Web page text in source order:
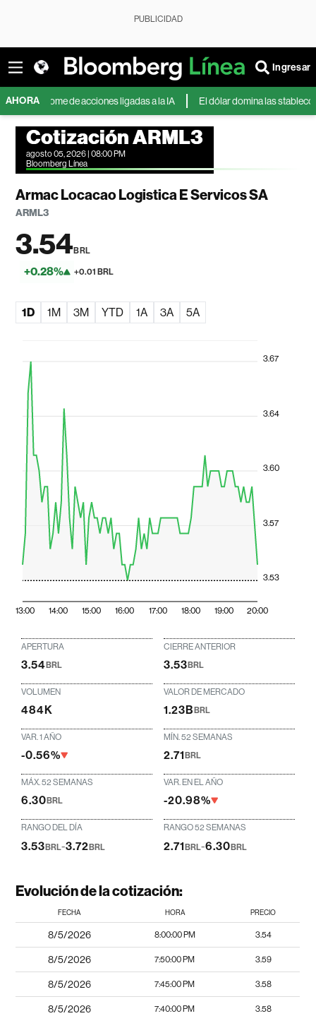
PUBLICIDAD
Ingresar
AHORAde acciones ligadas a la IA El dólar domina las stablecoins y el
Cotización ARML3
agosto 05, 2026 | 08:00 PM
Bloomberg Línea
Armac Locacao Logistica E Servicos SA
ARML3
3.54BRL
+0.28% +0.01 BRL
1D 1M 3M YTD 1A 3A 5A
13:00 14:00 15:00 16:00 17:00 18:00 19:00 20:00
3.53
3.57
3.60
3.64
3.67
APERTURA
3.54BRL
CIERRE ANTERIOR
3.53BRL
VOLUMEN
484K
VALOR DE MERCADO
1.23BBRL
VAR. 1 AÑO
-0.56%
MÍN. 52 SEMANAS
2.71BRL
MÁX. 52 SEMANAS
6.30BRL
VAR. EN EL AÑO
-20.98%
RANGO DEL DÍA
3.53BRL-3.72BRL
RANGO 52 SEMANAS
2.71 BRL-6.30 BRL
Evolución de la cotización:
FECHA HORA PRECIO
8/5/2026 8:00:00 PM 3.54
8/5/2026 7:50:00 PM 3.59
8/5/2026 7:45:00 PM 3.58
8/5/2026 7:40:00 PM 3.58